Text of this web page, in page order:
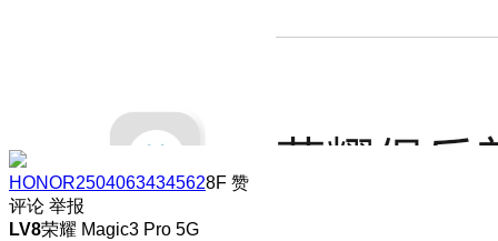
HONOR25040634345628F 赞
评论 举报
LV8荣耀 Magic3 Pro 5G